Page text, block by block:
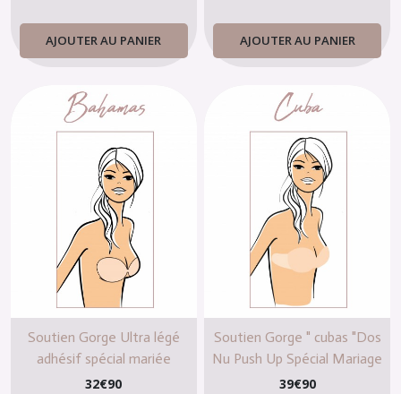
AJOUTER AU PANIER AJOUTER AU PANIER
Soutien Gorge Ultra légé
adhésif spécial mariée
mariage nude
32€90
Soutien Gorge " cubas "Dos
Nu Push Up Spécial Mariage
pour mariée
39€90